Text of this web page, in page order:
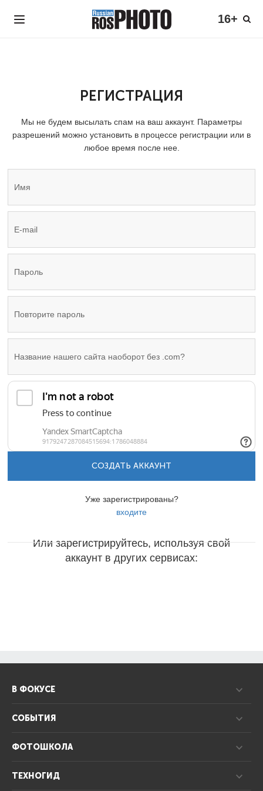
16+
РЕГИСТРАЦИЯ
Мы не будем высылать спам на ваш аккаунт. Параметры
разрешений можно установить в процессе регистрации или в
любое время после нее.
СОЗДАТЬ АККАУНТ
Уже зарегистрированы?
входите
Или зарегистрируйтесь, используя свой
аккаунт в других сервисах:
В ФОКУСЕ
СОБЫТИЯ
ФОТОШКОЛА
ТЕХНОГИД